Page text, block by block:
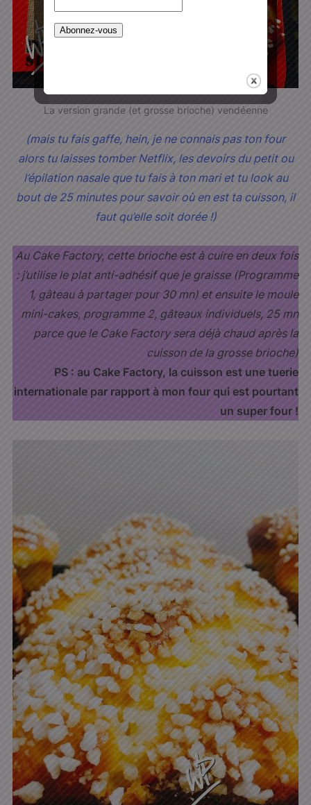
La version grande (et grosse brioche) vendéenne
(mais tu fais gaffe, hein, je ne connais pas ton four
alors tu laisses tomber Netflix, les devoirs du petit ou
l’épilation nasale que tu fais à ton mari et tu look au
bout de 25 minutes pour savoir où en est ta cuisson, il
faut qu’elle soit dorée !)
Au Cake Factory, cette brioche est à cuire en deux fois
: j’utilise le plat anti-adhésif que je graisse (Programme
1, gâteau à partager pour 30 mn) et ensuite le moule
mini-cakes, programme 2, gâteaux individuels, 25 mn
parce que le Cake Factory sera déjà chaud après la
cuisson de la grosse brioche)
PS : au Cake Factory, la cuisson est une tuerie
internationale par rapport à mon four qui est pourtant
un super four !